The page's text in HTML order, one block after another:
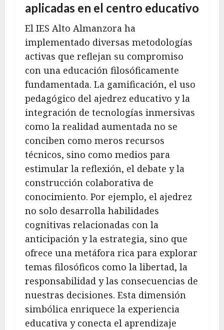
aplicadas en el centro educativo
El IES Alto Almanzora ha
implementado diversas metodologías
activas que reflejan su compromiso
con una educación filosóficamente
fundamentada. La gamificación, el uso
pedagógico del ajedrez educativo y la
integración de tecnologías inmersivas
como la realidad aumentada no se
conciben como meros recursos
técnicos, sino como medios para
estimular la reflexión, el debate y la
construcción colaborativa de
conocimiento. Por ejemplo, el ajedrez
no solo desarrolla habilidades
cognitivas relacionadas con la
anticipación y la estrategia, sino que
ofrece una metáfora rica para explorar
temas filosóficos como la libertad, la
responsabilidad y las consecuencias de
nuestras decisiones. Esta dimensión
simbólica enriquece la experiencia
educativa y conecta el aprendizaje